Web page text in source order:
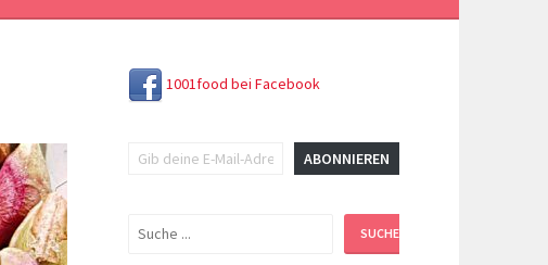
1001food bei Facebook
ABONNIEREN
Suchen SUCHEN